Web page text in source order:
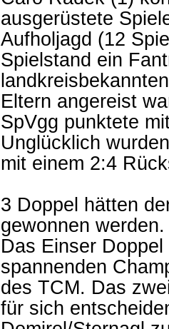
ausgerüstete
Aufholjagd (12
Spielstand ein
Eltern angereist
SpVgg punktete
Unglücklich
mit einem 2:4
3 Doppel hätten
gewonnen werden.
Das Einser
spannenden
des TCM. Das
für sich